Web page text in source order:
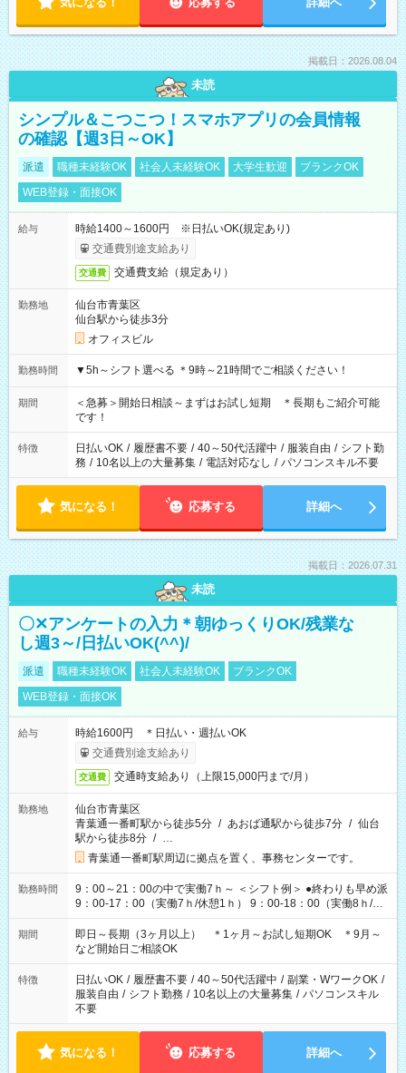
掲載日：2026.08.04
未読
シンプル＆こつこつ！スマホアプリの会員情報
の確認【週3日～OK】
派遣 職種未経験OK 社会人未経験OK 大学生歓迎
ブランクOK
WEB登録・面接OK
給与
時給1400～1600円 ※日払いOK(規定あり)
交通費別途支給あり
交通費 交通費支給（規定あり）
勤務地
仙台市青葉区
仙台駅から徒歩3分
オフィスビル
勤務時間 ▼5h～シフト選べる ＊9時～21時間でご相談ください！
期間
＜急募＞開始日相談～まずはお試し短期 ＊長期もご紹介可能
です！
特徴 日払いOK / 履歴書不要 / 40～50代活躍中 / 服装自由 / シフト勤
務 / 10名以上の大量募集 / 電話対応なし / パソコンスキル不要
気になる！ 応募する 詳細へ
掲載日：2026.07.31
未読
〇✕アンケートの入力＊朝ゆっくりOK/残業な
し週3～/日払いOK(^^)/
派遣 職種未経験OK 社会人未経験OK
ブランクOK
WEB登録・面接OK
給与
時給1600円 ＊日払い・週払いOK
交通費別途支給あり
交通費 交通時支給あり（上限15,000円まで/月）
勤務地
仙台市青葉区
青葉通一番町駅から徒歩5分 / あおば通駅から徒歩7分 / 仙台
駅から徒歩8分 / …
青葉通一番町駅周辺に拠点を置く、事務センターです。
勤務時間
9：00～21：00の中で実働7ｈ～ ＜シフト例＞ ●終わりも早め派
9：00-17：00（実働7ｈ/休憩1ｈ） 9：00-18：00（実働8ｈ/休
憩1ｈ） 10：00-19：00（実働8ｈ/休憩1ｈ） ●朝ゆっくり派
11：00-20：00（実働8ｈ/休憩1ｈ） 12：00-20：00（実働7ｈ/
休憩1ｈ） 12：00-21：00（実働8ｈ/休憩1ｈ） 13：00-22：
00（実働8ｈ/休憩1ｈ） ＊時間帯固定OK
期間
即日～長期（3ヶ月以上） ＊1ヶ月～お試し短期OK ＊9月～
など開始日ご相談OK
特徴 日払いOK / 履歴書不要 / 40～50代活躍中 / 副業・WワークOK /
服装自由 / シフト勤務 / 10名以上の大量募集 / パソコンスキル
不要
気になる！ 応募する 詳細へ